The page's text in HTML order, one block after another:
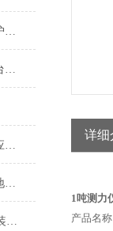
电子台秤传感器常见问题的维护方法
坊子电子隔爆磅称（诸城隔爆台称）青州隔爆天平维修
上下限报警标签打印电子秤的应用与发展
海南电子地磅厂家，广西电子地磅厂家；四川电子地磅厂家；湖北电子地磅厂家；重庆电子地磅厂家
郧西5T吊秤（防爆二氧化碳灌装秤）江汉100T地磅工艺流程
详细
1吨测力
产品名